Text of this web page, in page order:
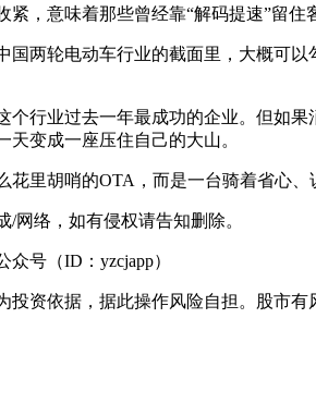
紧，意味着那些曾经靠“解码提速”留
国两轮电动车行业的截面里，大概可
个行业过去一年最成功的企业。但如
变成一座压住自己的大山。
花里胡哨的OTA，而是一台骑着省心、
网络，如有侵权请告知删除。
号（ID：yzcjapp）
投资依据，据此操作风险自担。股市有